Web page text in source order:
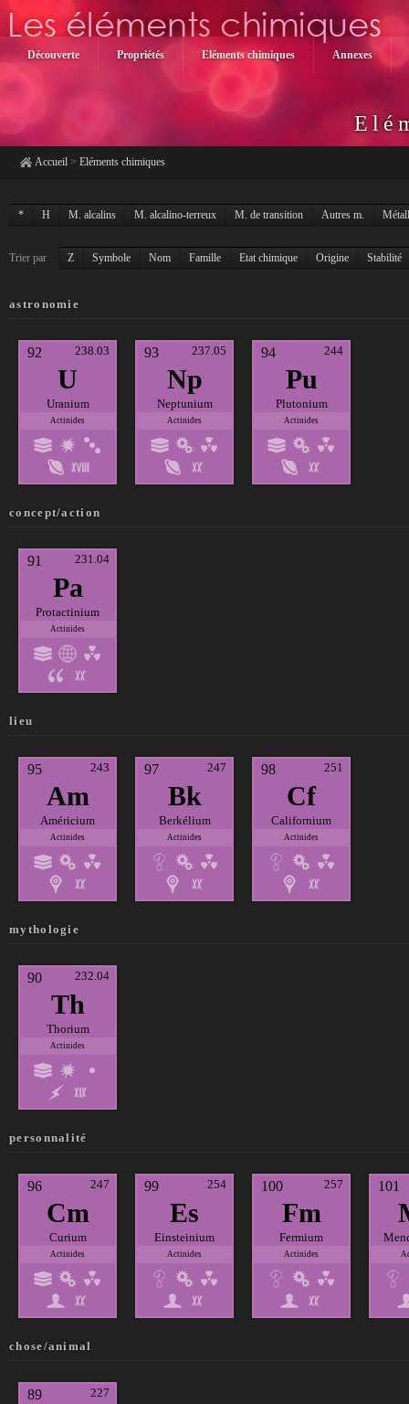
Découverte Propriétés Eléments chimiques Annexes
Accueil > Eléments chimiques
* H M. alcalins M. alcalino-terreux M. de transition Autres m.
Trier par Z Symbole Nom Famille Etat chimique Origine Stabilité
astronomie
238.03
92
U
Uranium
Actinides
237.05
93
Np
Neptunium
Actinides
244
94
Pu
Plutonium
Actinides
concept/action
231.04
91
Pa
Protactinium
Actinides
lieu
243
95
Am
Américium
Actinides
247
97
Bk
Berkélium
Actinides
251
98
Cf
Californium
Actinides
mythologie
232.04
90
Th
Thorium
Actinides
personnalité
247
96
Cm
Curium
Actinides
254
99
Es
Einsteinium
Actinides
257
100
Fm
Fermium
Actinides
101
chose/animal
227
89